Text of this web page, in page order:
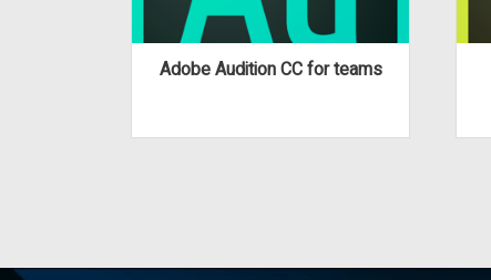
Adobe Audition CC for teams